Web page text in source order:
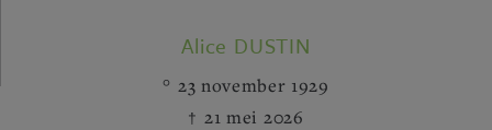
Alice DUSTIN
23 november 1929
21 mei 2026